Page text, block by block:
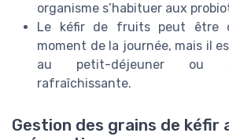
organisme s’habituer aux
Le kéfir de fruits peut être
moment de la journée, mais il
au petit-déjeuner ou
rafraîchissante.
Gestion des grains de kéfir